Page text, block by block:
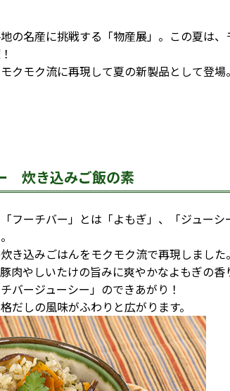
の名産に挑戦する「物産展」。この夏は、
クモク流に再現して夏の新製品として登場
炊き込みご飯の素
フーチバー」とは「よもぎ」、「ジューシ
き込みごはんをモクモク流で再現しました
肉やしいたけの旨みに爽やかなよもぎの香
バージューシー」のできあがり！
だしの風味がふわりと広がります。